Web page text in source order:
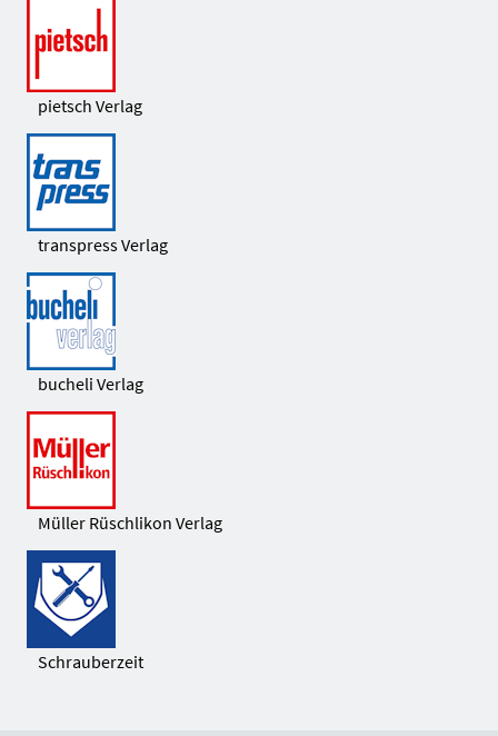
pietsch Verlag
transpress Verlag
bucheli Verlag
Müller Rüschlikon Verlag
Schrauberzeit